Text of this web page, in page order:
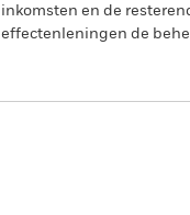
inkomsten en de
effectenleningen de